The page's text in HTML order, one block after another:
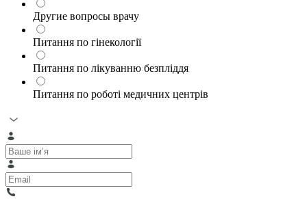
Другие вопросы врачу
Питання по гінекології
Питання по лікуванню безпліддя
Питання по роботі медичних центрів